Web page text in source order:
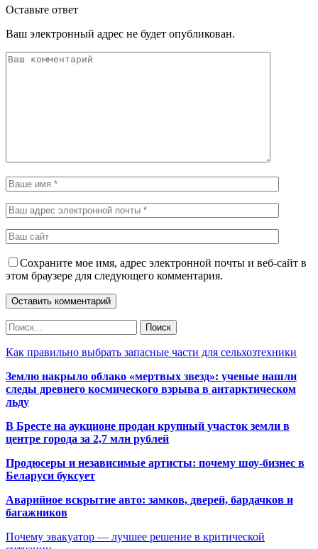
Оставьте ответ
Ваш электронный адрес не будет опубликован.
Сохраните мое имя, адрес электронной почты и веб-сайт в
этом браузере для следующего комментария.
Как правильно выбрать запасные части для сельхозтехники
Землю накрыло облако «мертвых звезд»: ученые нашли
следы древнего космического взрыва в антарктическом
льду
В Бресте на аукционе продан крупный участок земли в
центре города за 2,7 млн рублей
Продюсеры и независимые артисты: почему шоу-бизнес в
Беларуси буксует
Аварийное вскрытие авто: замков, дверей, бардачков и
багажников
Почему эвакуатор — лучшее решение в критической